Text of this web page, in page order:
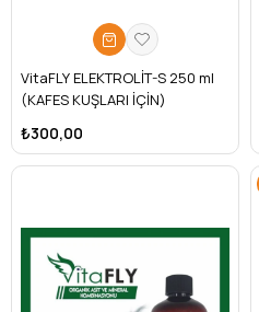
VitaFLY ELEKTROLİT-S 250 ml
(KAFES KUŞLARI İÇİN)
₺300,00